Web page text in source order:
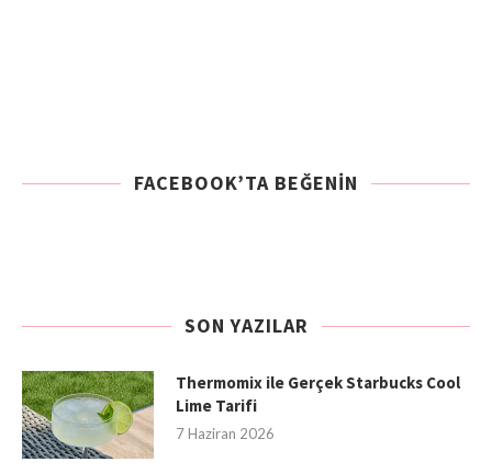
FACEBOOK’TA BEĞENIN
SON YAZILAR
Thermomix ile Gerçek Starbucks Cool
Lime Tarifi
7 Haziran 2026